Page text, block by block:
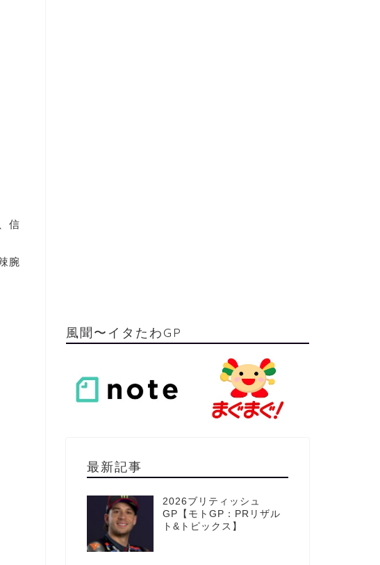
信
腕
風聞〜イタたわGP
最新記事
2026ブリティッシュ
GP【モトGP：PRリザル
ト&トピックス】